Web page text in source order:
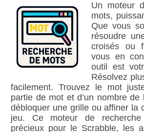
Un moteur
mots,
Que vous
résoudre
croisés ou
vous en
outil est
Résolvez
facilement. Trouvez le mot
partie de mot et d’un nombre de
débloquer une grille ou affiner la
jeu. Ce moteur de recherche
précieux pour le Scrabble, les